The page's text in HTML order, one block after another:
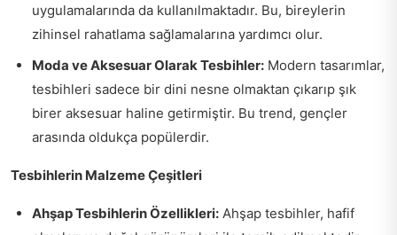
uygulamalarında da kullanılmaktadır. Bu, bireylerin
zihinsel rahatlama sağlamalarına yardımcı olur.
Moda ve Aksesuar Olarak Tesbihler: Modern tasarımlar,
tesbihleri sadece bir dini nesne olmaktan çıkarıp şık
birer aksesuar haline getirmiştir. Bu trend, gençler
arasında oldukça popülerdir.
Tesbihlerin Malzeme Çeşitleri
Ahşap Tesbihlerin Özellikleri: Ahşap tesbihler, hafif